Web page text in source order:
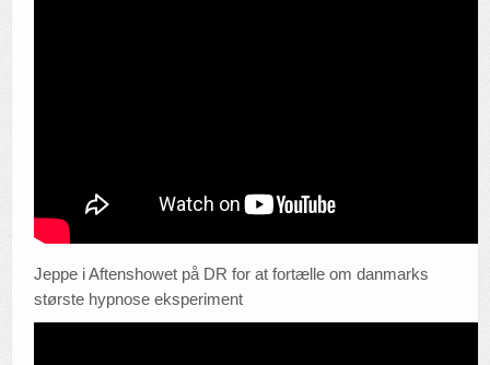
Jeppe i Aftenshowet på DR for at fortælle om danmarks
største hypnose eksperiment